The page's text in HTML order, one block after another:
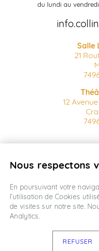
du lundi au vendredi
Salle
21
12
Conditions
Créé
Nous respectons
En poursuivant votre
l’utilisation de Cookies
de visites sur notre site.
Analytics.
REFUSER